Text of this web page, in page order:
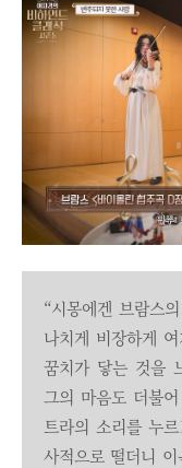
“시몽에겐 브람스
나치게 비장하게
꿈치가 닿는 것을
그의 마음도 더불
트라의 소리를 누
사적으로 떨더니